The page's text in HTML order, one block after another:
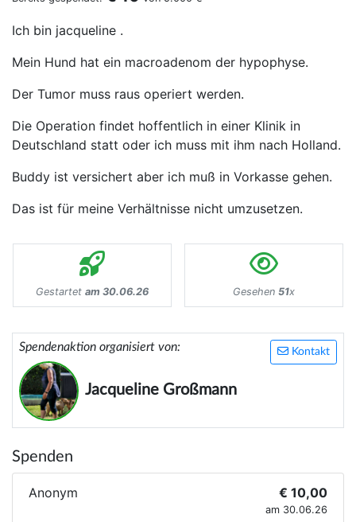
Ich bin jacqueline .
Mein Hund hat ein macroadenom der hypophyse.
Der Tumor muss raus operiert werden.
Die Operation findet hoffentlich in einer Klinik in
Deutschland statt oder ich muss mit ihm nach Holland.
Buddy ist versichert aber ich muß in Vorkasse gehen.
Das ist für meine Verhältnisse nicht umzusetzen.
Gestartet am 30.06.26 Gesehen 51x
Kontakt
Spendenaktion organisiert von:
Jacqueline Großmann
Spenden
Anonym € 10,00
am 30.06.26